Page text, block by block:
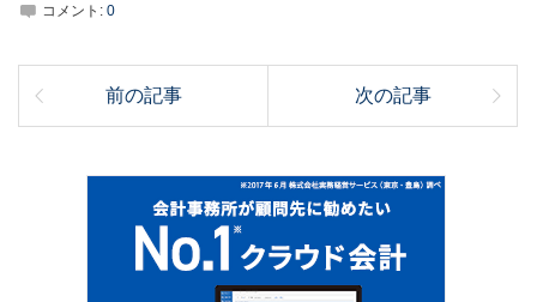
コメント: 0
前の記事 次の記事